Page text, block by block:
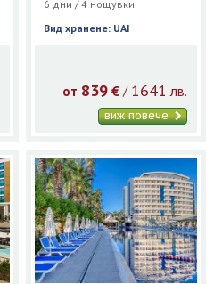
6 дни / 4 нощувки
Вид хранене: UAI
от 839 € / 1641 лв.
виж повече